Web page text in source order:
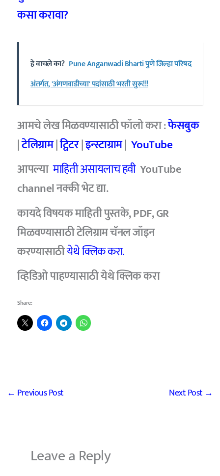
कसा करावा?
हे वाचले का? Pune Anganwadi Bharti पुणे जिल्हा परिषद
अंतर्गत, 'अंगणवाडीच्या' पदांसाठी भरती सुरू!!!
आमचे लेख मिळवण्यासाठी फॉलो करा :फेसबुक
|टेलिग्राम|ट्विटर|इन्स्टाग्राम| YouTube
आपल्यामाहिती असायलाच हवी YouTube
channel नक्की भेट द्या.
कायदे विषयक माहिती पुस्तके, PDF, GR
मिळवण्यासाठी टेलिग्राम चॅनल जॉइन
करण्यासाठीयेथे क्लिक करा.
व्हिडिओ पाहण्यासाठी येथे क्लिक करा
Share:
← Previous Post Next Post →
Leave a Reply